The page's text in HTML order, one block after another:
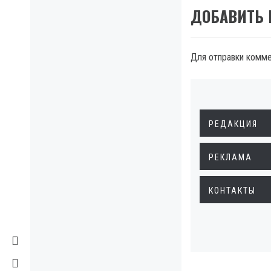
ДОБАВИТЬ
Для отправки
РЕДАКЦИЯ
РЕКЛАМА
КОНТАКТЫ